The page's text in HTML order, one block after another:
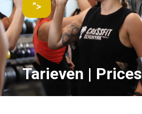
”>
Tarieven | Prices